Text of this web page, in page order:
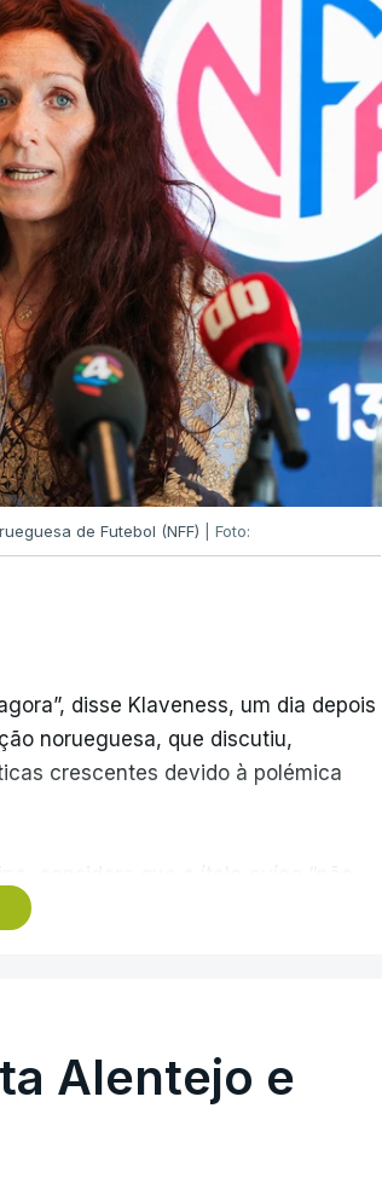
de Futebol (NFF) | Foto:
disse Klaveness, um dia depois
norueguesa, que discutiu,
crescentes devido à polémica
a FIFA de forma estável no
março do próximo ano, precisa de
desde que o projeto de
Alentejo e